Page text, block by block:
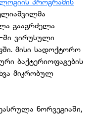
გააგრძელა
ში ვირუსული
მისი სადოქტორო
ბაქტერიოფაგების
მიკრობულ
ნორვეგიაში,